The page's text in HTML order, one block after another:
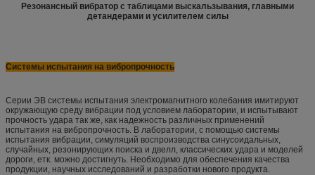
Резонансный вибратор с таблицами выскальзывания, главными
детандерами и усилителем силы
Системы испытания на вибропрочность
Серии ЭВ системы испытания электромагнитного колебания имитируют
окружающую среду вибрации под условием лаборатории, и испытывают
прочность удара так же, как надежность различных применений
испытания на вибропрочность. В лаборатории, с помощью системы
испытания вибрации, симуляций воспроизводства синусоидальных,
случайных, резонирующих поиска и двелл, классических удара и моделей
дороги, етк. можно достигнуть. Необходимо для обеспечения качества
продукции, научных исследований и разработки нового продукта.